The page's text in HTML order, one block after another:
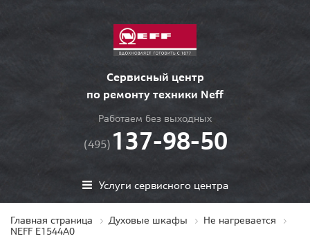
Сервисный центр
по ремонту техники Neff
Работаем без выходных
(495) 137-98-50
Услуги сервисного центра
Главная страница Духовые шкафы
Не нагревается
NEFF E1544A0